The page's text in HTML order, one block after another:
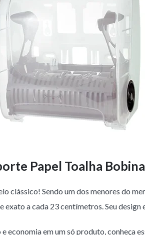
Papel Toalha
clássico! Sendo um dos menores do
exato a cada 23 centímetros. Seu design
economia em um só produto, conheça